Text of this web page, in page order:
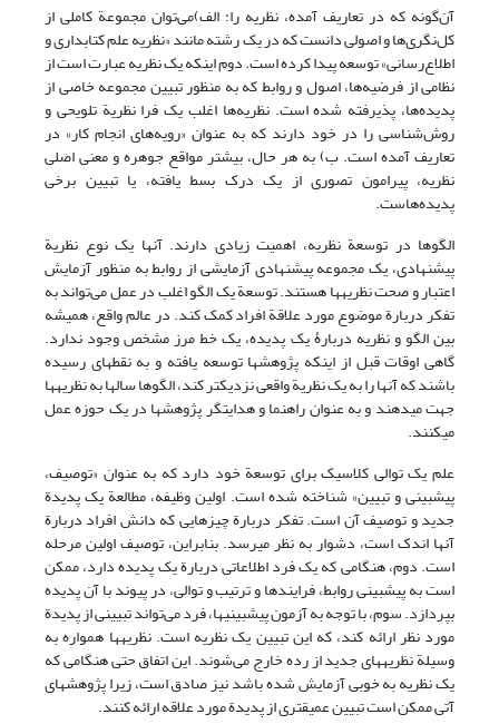
آن‌گونه که در تعاریف آمده، نظریه را: الف)می‌توان مجموعة کاملی از
کل‌نگری‌ها و اصولی دانست که در یک رشته مانند «نظریه علم کتابداری و
اطلاع‌رسانی» توسعه پیدا کرده است. دوم اینکه یک نظریه عبارت است از
نظامی از فرضیه‌ها، اصول و روابط که به منظور تبیین مجموعه خاصی از
پدیده‌ها، پذیرفته شده است. نظریه‌ها اغلب یک فرا نظریة تلویحی و
روش‌شناسی را در خود دارند که به عنوان «رویه‌های انجام کار» در
تعاریف آمده است. ب) به هر حال، بیشتر مواقع جوهره و معنی اصلی
نظریه، پیرامون تصوری از یک درک بسط یافته، یا تبیین برخی
پدیده‌هاست.
الگوها در توسعة نظریه، اهمیت زیادی دارند. آنها یک نوع نظریة
پیشنهادی، یک مجموعه پیشنهادی آزمایشی از روابط به منظور آزمایش
اعتبار و صحت نظریه­ها هستند. توسعة یک الگو اغلب در عمل می‌تواند به
تفکر دربارة موضوع مورد علاقة افراد کمک کند. در عالم واقع، همیشه
بین الگو و نظریه دربارۀ یک پدیده، یک خط مرز مشخص وجود ندارد.
گاهی اوقات قبل از اینکه پژوهشها توسعه یافته و به نقطه­ای رسیده
باشند که آنها را به یک نظریة واقعی نزدیک­تر کند، الگوها سالها به نظریه­ها
جهت می­دهند و به عنوان راهنما و هدایتگر پژوهشها در یک حوزه عمل
می­کنند.
علم یک توالی کلاسیک برای توسعة خود دارد که به عنوان «توصیف،
پیش­بینی و تبیین» شناخته شده است. اولین وظیفه، مطالعة یک پدیدة
جدید و توصیف آن است. تفکر دربارة چیزهایی که دانش افراد دربارة
آنها اندک است، دشوار به نظر می­رسد. بنابراین، توصیف اولین مرحله
است. دوم، هنگامی که یک فرد اطلاعاتی دربارة یک پدیده دارد، ممکن
است به پیش­بینی روابط، فرایندها و ترتیب و توالی، در پیوند با آن پدیده
بپردازد. سوم، با توجه به آزمون پیش­بینی­ها، فرد می‌تواند تبیینی از پدیدة
مورد نظر ارائه کند، که این تبیین یک نظریه است. نظریه­ها همواره به
وسیلة نظریه­های جدید از رده خارج می‌شوند. این اتفاق حتی هنگامی که
یک نظریه به خوبی آزمایش شده باشد نیز صادق است، زیرا پژوهشهای
آتی ممکن است تبیین عمیق­تری از پدیدة مورد علاقه ارائه کنند.